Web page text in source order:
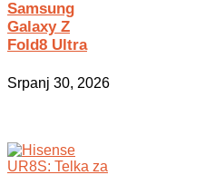
Samsung
Galaxy Z
Fold8 Ultra
Srpanj 30, 2026